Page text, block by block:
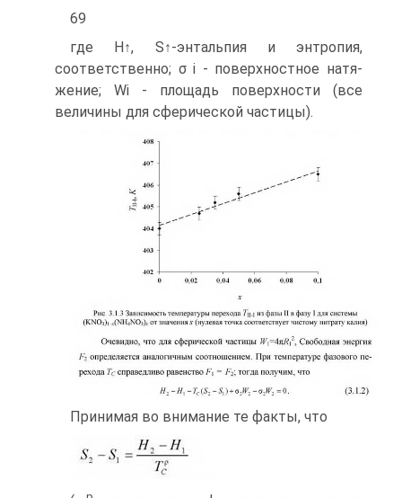
69
где H↑, S↑-энтальпия и энтропия,
соответственно; σ і - поверхностное натя­
жение; Wi - площадь поверхности (все
величины для сферической частицы).
Принимая во внимание те факты, что